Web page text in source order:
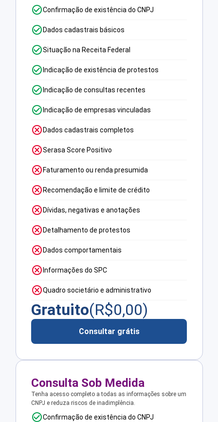
Confirmação de existência do CNPJ
Dados cadastrais básicos
Situação na Receita Federal
Indicação de existência de protestos
Indicação de consultas recentes
Indicação de empresas vinculadas
Dados cadastrais completos
Serasa Score Positivo
Faturamento ou renda presumida
Recomendação e limite de crédito
Dívidas, negativas e anotações
Detalhamento de protestos
Dados comportamentais
Informações do SPC
Quadro societário e administrativo
Gratuito(R$0,00)
Consultar grátis
Consulta Sob Medida
Tenha acesso completo a todas as informações sobre um
CNPJ e reduza riscos de inadimplência.
Confirmação de existência do CNPJ